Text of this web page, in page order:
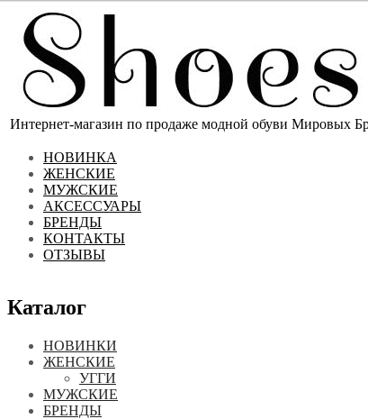
Интернет-магазин по продаже модной обуви Мировых
НОВИНКА
ЖЕНСКИЕ
МУЖСКИЕ
АКСЕССУАРЫ
БРЕНДЫ
КОНТАКТЫ
ОТЗЫВЫ
Каталог
НОВИНКИ
ЖЕНСКИЕ
УГГИ
МУЖСКИЕ
БРЕНДЫ